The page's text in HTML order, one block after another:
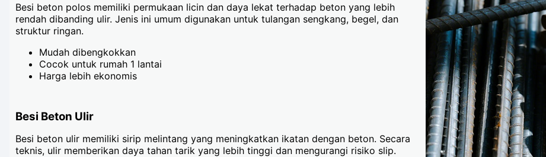
Besi beton polos memiliki permukaan licin dan daya lekat terhadap beton yang lebih
rendah dibanding ulir. Jenis ini umum digunakan untuk tulangan sengkang, begel, dan
struktur ringan.
Mudah dibengkokkan
Cocok untuk rumah 1 lantai
Harga lebih ekonomis
Besi Beton Ulir
Besi beton ulir memiliki sirip melintang yang meningkatkan ikatan dengan beton. Secara
teknis, ulir memberikan daya tahan tarik yang lebih tinggi dan mengurangi risiko slip.